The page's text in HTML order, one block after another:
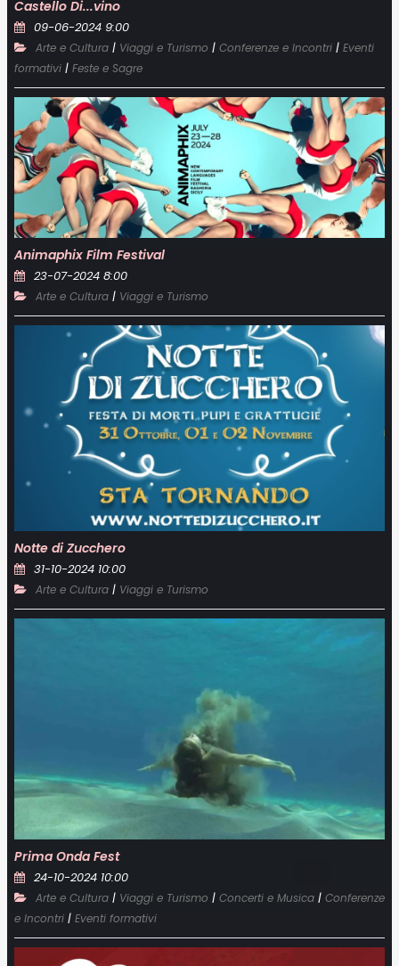
Castello Di...vino
09-06-2024 9:00
Arte e Cultura | Viaggi e Turismo | Conferenze e Incontri | Eventi
formativi | Feste e Sagre
Animaphix Film Festival
23-07-2024 8:00
Arte e Cultura | Viaggi e Turismo
Notte di Zucchero
31-10-2024 10:00
Arte e Cultura | Viaggi e Turismo
Prima Onda Fest
24-10-2024 10:00
Arte e Cultura | Viaggi e Turismo | Concerti e Musica | Conferenze
e Incontri | Eventi formativi